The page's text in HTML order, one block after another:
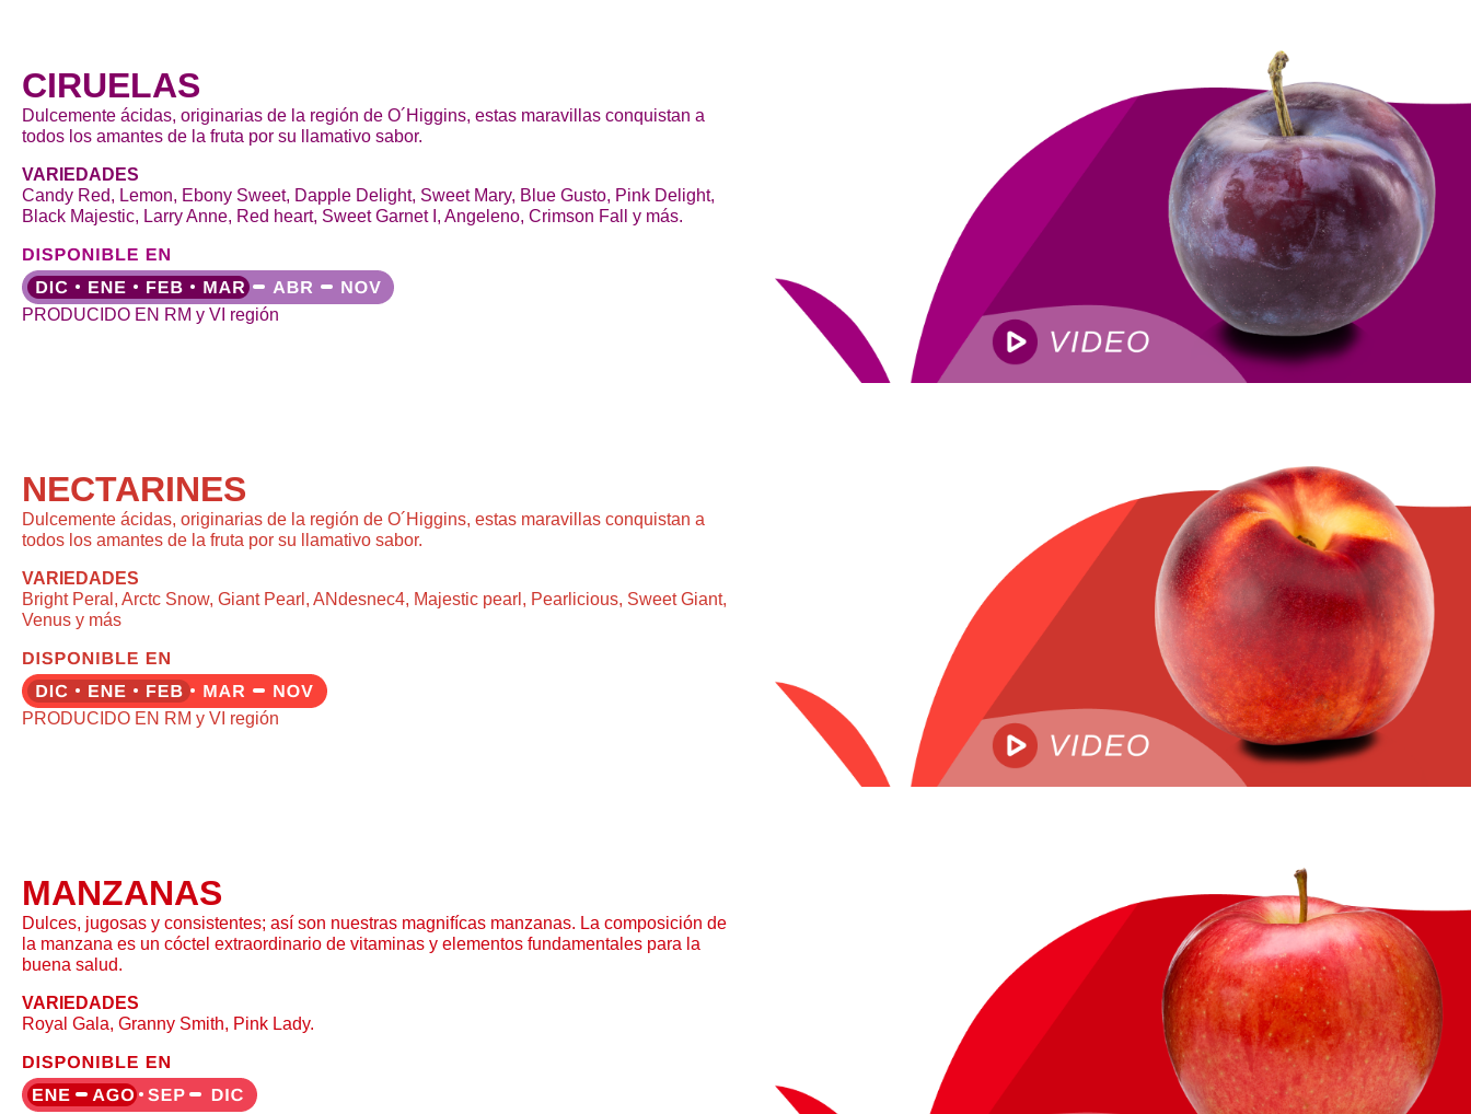
CIRUELAS
Dulcemente ácidas, originarias de la región de O´Higgins, estas maravillas conquistan a
todos los amantes de la fruta por su llamativo sabor.
VARIEDADES
Candy Red, Lemon, Ebony Sweet, Dapple Delight, Sweet Mary, Blue Gusto, Pink Delight,
Black Majestic, Larry Anne, Red heart, Sweet Garnet I, Angeleno, Crimson Fall y más.
PRODUCIDO EN RM y VI región
NECTARINES
Dulcemente ácidas, originarias de la región de O´Higgins, estas maravillas conquistan a
todos los amantes de la fruta por su llamativo sabor.
VARIEDADES
Bright Peral, Arctc Snow, Giant Pearl, ANdesnec4, Majestic pearl, Pearlicious, Sweet Giant,
Venus y más
PRODUCIDO EN RM y VI región
MANZANAS
Dulces, jugosas y consistentes; así son nuestras magnifícas manzanas. La composición de
la manzana es un cóctel extraordinario de vitaminas y elementos fundamentales para la
buena salud.
VARIEDADES
Royal Gala, Granny Smith, Pink Lady.